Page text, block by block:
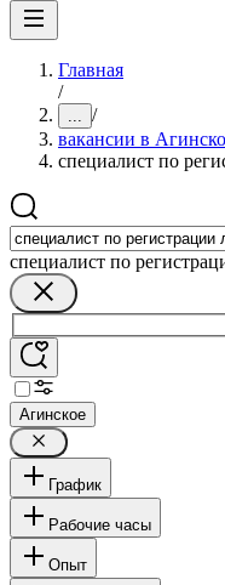
Главная
/
... /
вакансии в
специалист по
специалист по
Агинское
График
Рабочие часы
Опыт